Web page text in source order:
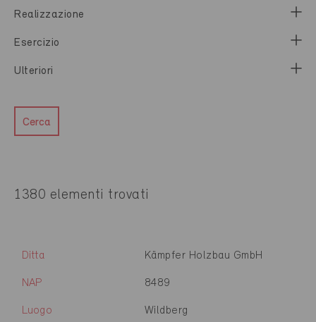
Realizzazione
Esercizio
Ulteriori
Cerca
1380 elementi trovati
Ditta Kämpfer Holzbau GmbH
NAP 8489
Luogo Wildberg